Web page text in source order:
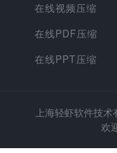
在线视频压缩
在线PDF压缩
在线PPT压缩
上海轻虾软件技术
欢